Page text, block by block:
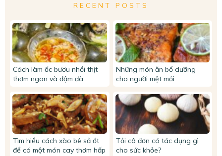
RECENT POSTS
Cách làm ốc bươu nhồi thịt
thơm ngon và đậm đà
Những món ăn bổ dưỡng
cho người mệt mỏi
Tìm hiểu cách xào bê sả ớt
để có một món cay thơm hấp
Tỏi cô đơn có tác dụng gì
cho sức khỏe?